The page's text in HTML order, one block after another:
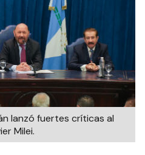
lanzó fuertes críticas al
Milei.